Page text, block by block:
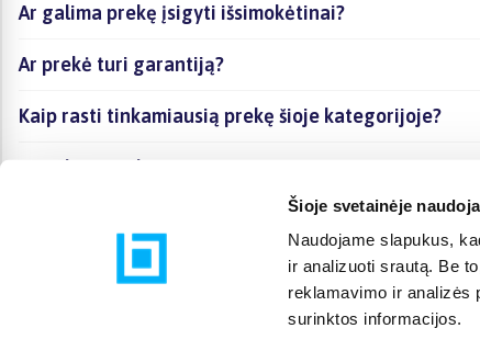
Šioje svetainėje
Naudojame slapukus,
ir analizuoti srautą. Be
reklamavimo ir analizės
surinktos informacijos.
Ar galima prekę įsigyti išsimokėtinai?
Ar prekė turi garantiją?
Kaip rasti tinkamiausią prekę šioje kategorijoje?
Ar galima prekę atsiimti vietoje?